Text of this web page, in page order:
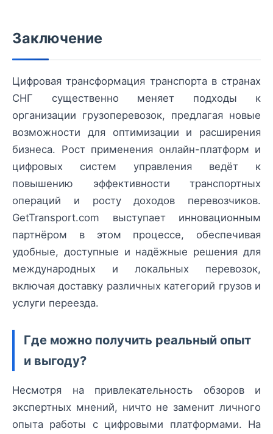
Заключение
Цифровая трансформация транспорта в странах
СНГ существенно меняет подходы к
организации грузоперевозок, предлагая новые
возможности для оптимизации и расширения
бизнеса. Рост применения онлайн-платформ и
цифровых систем управления ведёт к
повышению эффективности транспортных
операций и росту доходов перевозчиков.
GetTransport.com выступает инновационным
партнёром в этом процессе, обеспечивая
удобные, доступные и надёжные решения для
международных и локальных перевозок,
включая доставку различных категорий грузов и
услуги переезда.
Где можно получить реальный опыт
и выгоду?
Несмотря на привлекательность обзоров и
экспертных мнений, ничто не заменит личного
опыта работы с цифровыми платформами. На